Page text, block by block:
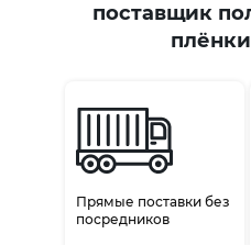
поставщик
Прямые поставки без
посредников